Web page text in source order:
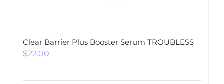
Clear Barrier Plus Booster Serum TROUBLESS
$22.00